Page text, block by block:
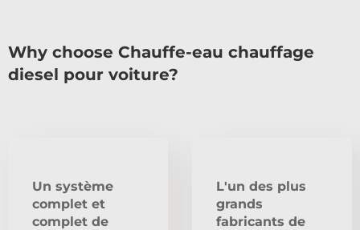
Why choose Chauffe-eau chauffage
diesel pour voiture?
Un système
complet et
complet de
L'un des plus
grands
fabricants de